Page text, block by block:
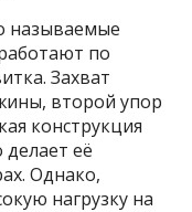
называемые
по
Захват
второй упор
конструкция
её
Однако,
нагрузку на